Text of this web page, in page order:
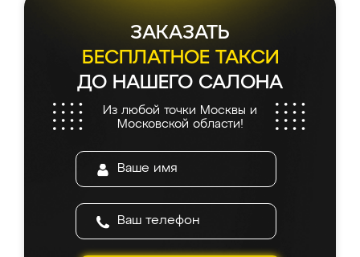
ЗАКАЗАТЬ
БЕСПЛАТНОЕ ТАКСИ
ДО НАШЕГО САЛОНА
Из любой точки Москвы и
Московской области!